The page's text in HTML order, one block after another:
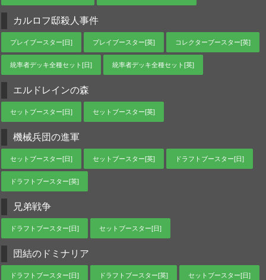
カルロフ邸殺人事件
プレイブースター[日] プレイブースター[英] コレクターブースター[英]
統率者デッキ全種セット[日] 統率者デッキ全種セット[英]
エルドレインの森
セットブースター[日] セットブースター[英]
機械兵団の進軍
セットブースター[日] セットブースター[英] ドラフトブースター[日]
ドラフトブースター[英]
兄弟戦争
ドラフトブースター[日] セットブースター[日]
団結のドミナリア
ドラフトブースター[日] ドラフトブースター[英] セットブースター[日]